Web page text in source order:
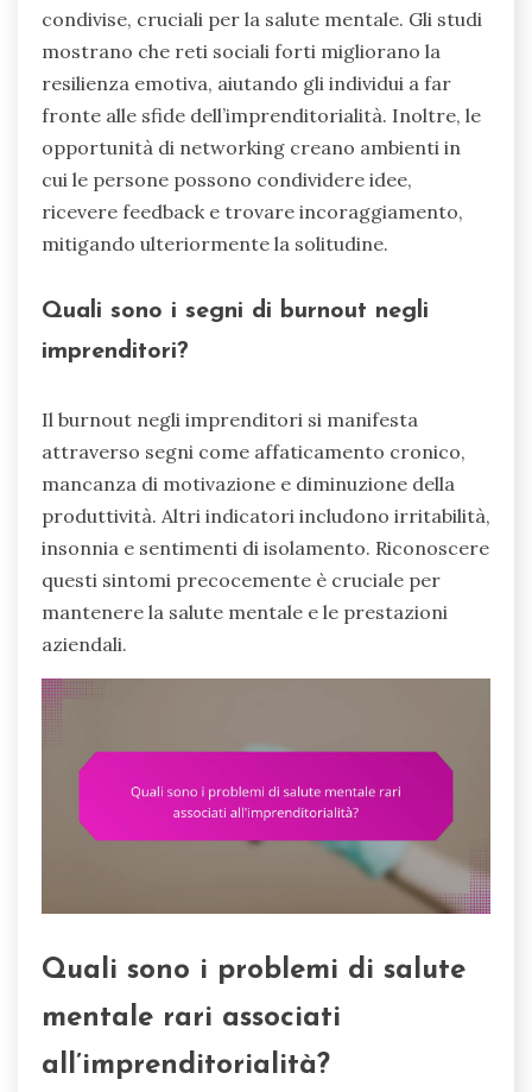
condivise, cruciali per la salute mentale. Gli studi
mostrano che reti sociali forti migliorano la
resilienza emotiva, aiutando gli individui a far
fronte alle sfide dell’imprenditorialità. Inoltre, le
opportunità di networking creano ambienti in
cui le persone possono condividere idee,
ricevere feedback e trovare incoraggiamento,
mitigando ulteriormente la solitudine.
Quali sono i segni di burnout negli
imprenditori?
Il burnout negli imprenditori si manifesta
attraverso segni come affaticamento cronico,
mancanza di motivazione e diminuzione della
produttività. Altri indicatori includono irritabilità,
insonnia e sentimenti di isolamento. Riconoscere
questi sintomi precocemente è cruciale per
mantenere la salute mentale e le prestazioni
aziendali.
Quali sono i problemi di salute
mentale rari associati
all’imprenditorialità?